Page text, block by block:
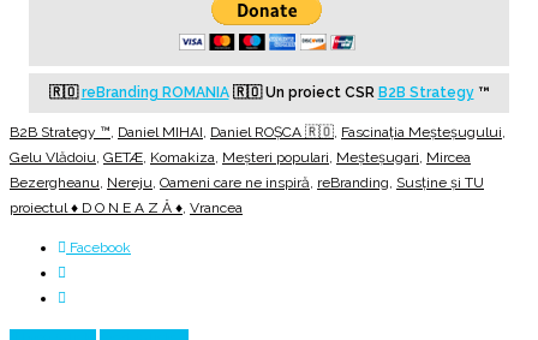
🇷🇴reBranding ROMANIA🇷🇴Un proiect CSR B2B Strategy™
B2B Strategy ™, Daniel MIHAI, Daniel ROȘCA 🇷🇴, Fascinația Meșteșugului,
Gelu Vlădoiu, GETÆ, Komakiza, Meșteri populari, Meșteșugari, Mircea
Bezergheanu, Nereju, Oameni care ne inspiră, reBranding, Susține și TU
proiectul ♦ D O N E A Z Ă ♦, Vrancea
Facebook